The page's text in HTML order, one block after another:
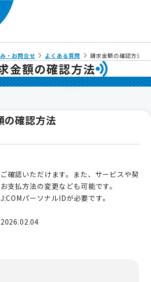
・お問合せ よくある質問 請求金額の確認方法
金額の確認方法
の確認方法
確認いただけます。また、サービスや契
支払方法の変更なども可能です。
パーソナルIDが必要です。